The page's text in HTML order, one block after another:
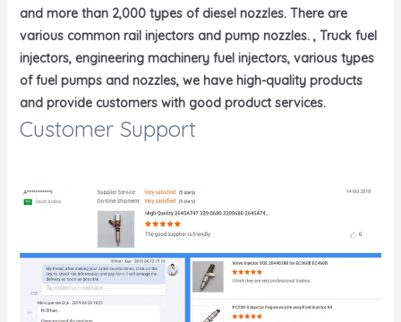
and more than 2,000 types of diesel nozzles. There are
various common rail injectors and pump nozzles. , Truck fuel
injectors, engineering machinery fuel injectors, various types
of fuel pumps and nozzles, we have high-quality products
and provide customers with good product services.
Customer Support